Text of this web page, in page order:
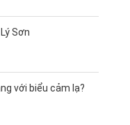
Sơn
với biểu cảm lạ?